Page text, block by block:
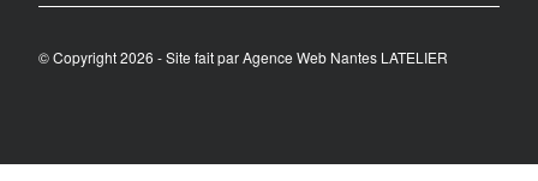
© Copyright 2026 - Site fait parAgence Web Nantes LATELIER